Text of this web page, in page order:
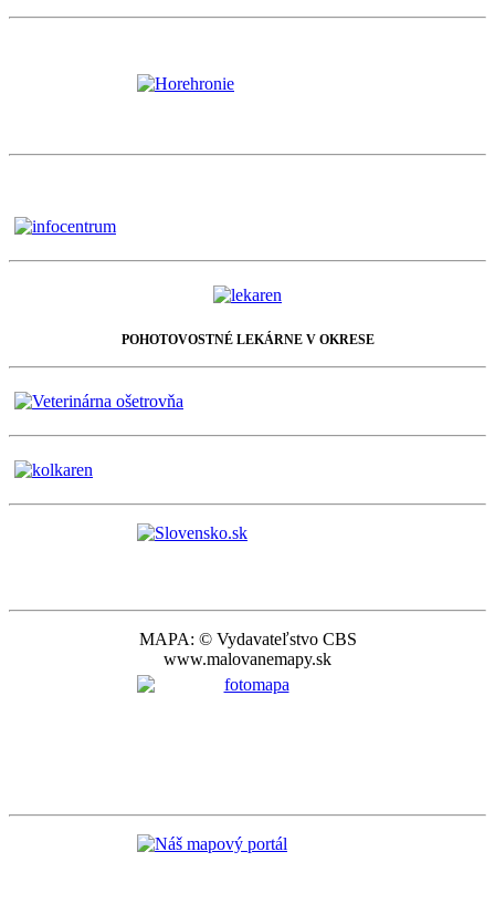
POHOTOVOSTNÉ LEKÁRNE V OKRESE
MAPA: © Vydavateľstvo CBS
www.malovanemapy.sk